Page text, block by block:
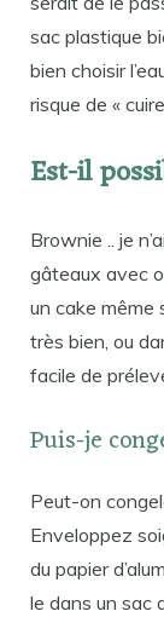
sac plastique
bien choisir
risque de «
Est-il
Brownie .. je
gâteaux avec
un cake même
très bien, ou
facile de
Puis-je
Peut-on
Enveloppez
du papier
le dans un sac